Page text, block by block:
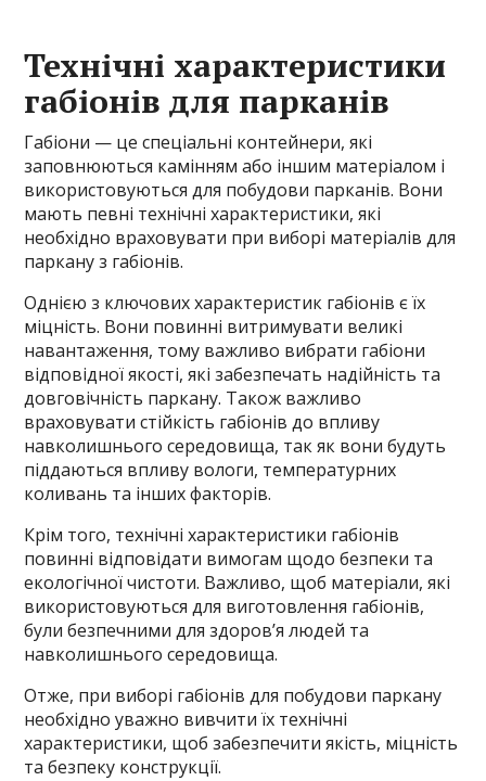
Технічні характеристики
габіонів для парканів
Габіони — це спеціальні контейнери, які
заповнюються камінням або іншим матеріалом і
використовуються для побудови парканів. Вони
мають певні технічні характеристики, які
необхідно враховувати при виборі матеріалів для
паркану з габіонів.
Однією з ключових характеристик габіонів є їх
міцність. Вони повинні витримувати великі
навантаження, тому важливо вибрати габіони
відповідної якості, які забезпечать надійність та
довговічність паркану. Також важливо
враховувати стійкість габіонів до впливу
навколишнього середовища, так як вони будуть
піддаються впливу вологи, температурних
коливань та інших факторів.
Крім того, технічні характеристики габіонів
повинні відповідати вимогам щодо безпеки та
екологічної чистоти. Важливо, щоб матеріали, які
використовуються для виготовлення габіонів,
були безпечними для здоров’я людей та
навколишнього середовища.
Отже, при виборі габіонів для побудови паркану
необхідно уважно вивчити їх технічні
характеристики, щоб забезпечити якість, міцність
та безпеку конструкції.